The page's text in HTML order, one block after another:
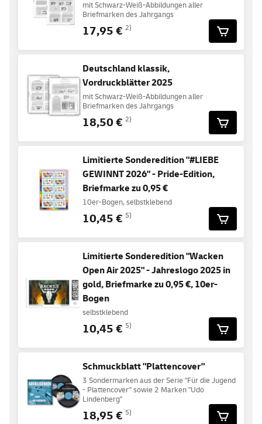
mit Schwarz-Weiß-Abbildungen aller
Briefmarken des Jahrgangs
17,95 € 2)
Deutschland klassik,
Vordruckblätter 2025
mit Schwarz-Weiß-Abbildungen aller
Briefmarken des Jahrgangs
18,50 € 2)
Limitierte Sonderedition "#LIEBE
GEWINNT 2026" - Pride-Edition,
Briefmarke zu 0,95 €
10er-Bogen, selbstklebend
10,45 € 5)
Limitierte Sonderedition "Wacken
Open Air 2025" - Jahreslogo 2025 in
gold, Briefmarke zu 0,95 €, 10er-
Bogen
selbstklebend
10,45 € 5)
Schmuckblatt "Plattencover"
3 Sondermarken aus der Serie "Für die Jugend
- Plattencover" sowie 2 Marken "Udo
Lindenberg"
18,95 € 5)